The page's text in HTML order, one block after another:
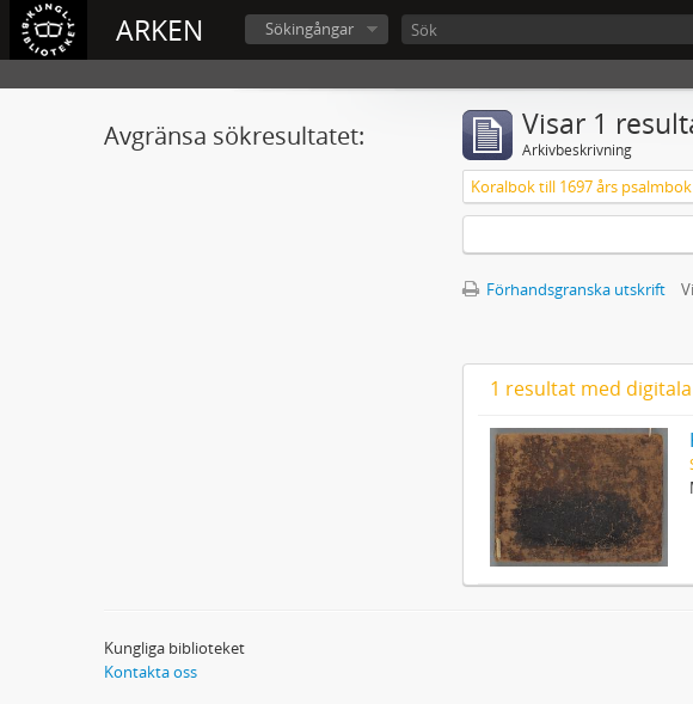
ARKEN Sökingångar
Avgränsa sökresultatet: Visar 1
Arkivbeskrivning
Koralbok till 1697 års psalmbok
Förhandsgranska utskrift
1 resultat med
Kungliga biblioteket
Kontakta oss